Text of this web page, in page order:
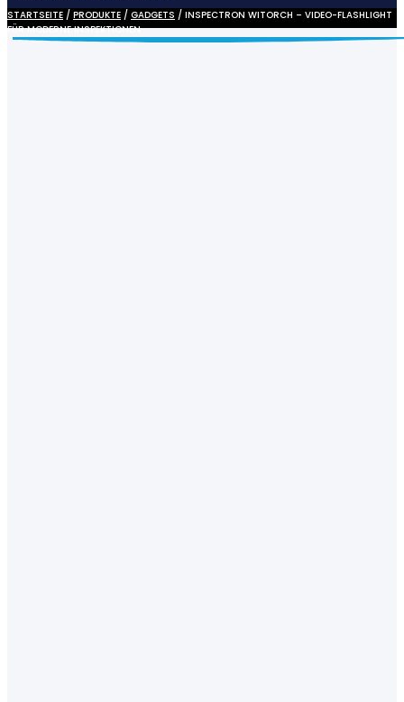
STARTSEITE / PRODUKTE / GADGETS / INSPECTRON WITORCH – VIDEO-FLASHLIGHT
FÜR MODERNE INSPEKTIONEN